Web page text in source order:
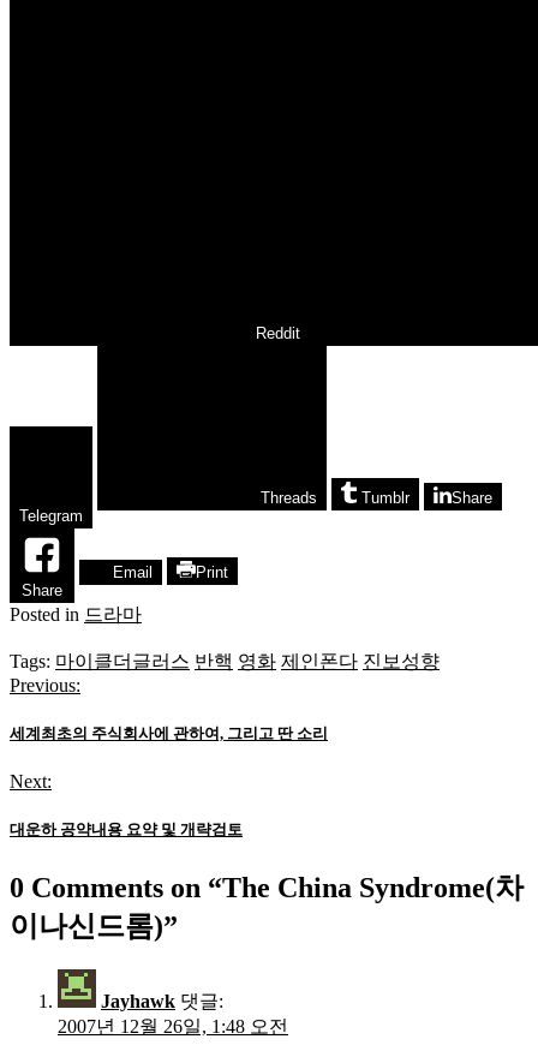
Reddit
Telegram
Threads Tumblr Share
Share
Email Print
Posted in 드라마
Tags: 마이클더글러스 반핵 영화 제인폰다 진보성향
글
탐
색
Previous:
세계최초의 주식회사에 관하여, 그리고 딴 소리
Next:
대운하 공약내용 요약 및 개략검토
0 Comments on “The China Syndrome(차
이나신드롬)”
Jayhawk 댓글:
2007년 12월 26일, 1:48 오전